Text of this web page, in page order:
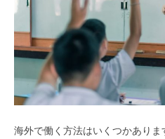
海外で働く方法はいくつかあり